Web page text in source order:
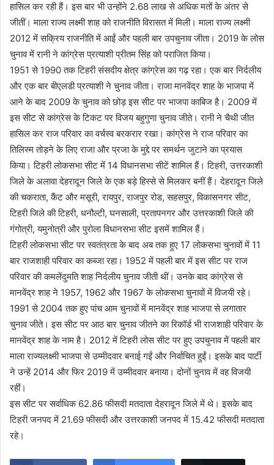
हासिल कर रही हैं। इस बार भी उन्होंने 2.68 लाख से अधिक मतों के अंतर से
जीतीं। माला राज्य लक्ष्मी शाह को राजनीति विरासत में मिली। माला राज्य लक्ष्मी
2012 में सक्रिय राजनीति में आईं और पहली बार उपचुनाव जीता। 2019 के लोस
चुनाव में रानी ने कांग्रेस प्रत्याशी प्रीतम सिंह को पराजित किया।
1951 से 1990 तक टिहरी संसदीय क्षेत्र कांग्रेस का गढ़ रहा। एक बार निर्दलीय
और एक बार बीएलडी प्रत्याशी ने चुनाव जीता। राजा मानवेंद्र शाह के भाजपा में
आने के बाद 2009 के चुनाव को छोड़ इस सीट पर भाजपा काबिज है। 2009 में
इस सीट से कांग्रेस के टिकट पर विजय बहुगुणा चुनाव जीते। रानी ने चैथी जीत
हासिल कर राज परिवार का वर्चस्व बरकरार रखा। कांग्रेस ने राज परिवार का
तिलिस्म तोड़ने के लिए राजा और प्रजा के मुद्दे पर समर्थन जुटाने का प्रयास
किया। टिहरी लोकसभा सीट में 14 विधानसभा सीटें शामिल हैं। टिहरी, उत्तरकाशी
जिले के अलावा देहरादून जिले के एक बड़े हिस्से से मिलकर बनीं हैं। देहरादून जिले
की चकराता, कैंट और मसूरी, रायपुर, राजपुर रोड, सहसपुर, विकासनगर सीट,
टिहरी जिले की टिहरी, धनौल्टी, घनसाली, प्रतापनगर और उत्तरकाशी जिले की
गंगोत्री, यमुनोत्री और पुरोला विधानसभा सीट इसमें शामिल हैं।
टिहरी लोकसभा सीट पर स्वतंत्रता के बाद अब तक हुए 17 लोकसभा चुनावों में 11
बार राजशाही परिवार का कब्जा रहा। 1952 में पहली बार में इस सीट पर राज
परिवार की कमलेंदुमति शाह निर्दलीय चुनाव जीती थीं। उनके बाद कांग्रेस से
मानवेंद्र शाह ने 1957, 1962 और 1967 के लोकसभा चुनावों में विजयी रहे।
1991 से 2004 तक हुए पांच आम चुनावों में मानवेंद्र शाह भाजपा से लगातार
चुनाव जीते। इस सीट पर आठ बार चुनाव जीतने का रिकॉर्ड भी राजशाही परिवार के
मानवेंद्र शाह के नाम है। 2012 में टिहरी लोस सीट पर हुए उपचुनाव में पहली बार
माला राज्यलक्ष्मी भाजपा से उम्मीदवार बनाई गईं और निर्वाचित हुईं। इसके बाद पार्टी
ने उन्हें 2014 और फिर 2019 में उम्मीदवार बनाया। दोनों चुनाव में वह विजयी
रहीं।
इस सीट पर सर्वाधिक 62.86 फीसदी मतदाता देहरादून जिले में थे। इसके बाद
टिहरी जनपद में 21.69 फीसदी और उत्तरकाशी जनपद में 15.42 फीसदी मतदाता
रहे।